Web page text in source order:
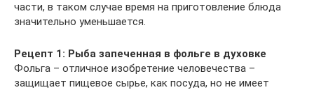
части, в таком случае время на приготовление блюда
значительно уменьшается.
Рецепт 1: Рыба запеченная в фольге в духовке
Фольга – отличное изобретение человечества –
защищает пищевое сырье, как посуда, но не имеет